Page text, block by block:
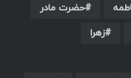
حضرت مادر
زهرا